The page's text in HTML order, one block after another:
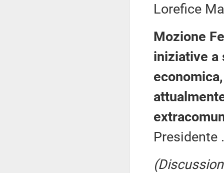
Lorefice
Mozione
iniziative a
Presidente